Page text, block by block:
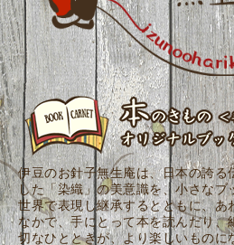
伊豆のお針子無生庵は、日本の誇る
した「染織」の美意識を、小さなブ
世界で表現し継承するとともに、あ
なかで、手にとって本を読んだり、
切なひとときが、より楽しいものに